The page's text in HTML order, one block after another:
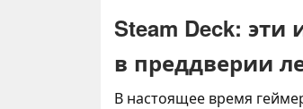
Steam Deck:
в преддверии
В настоящее время